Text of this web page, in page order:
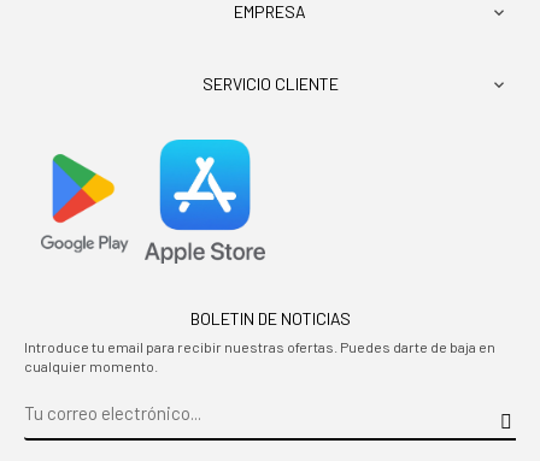
EMPRESA 
SERVICIO CLIENTE 
BOLETIN DE NOTICIAS
Introduce tu email para recibir nuestras ofertas. Puedes darte de baja en
cualquier momento.